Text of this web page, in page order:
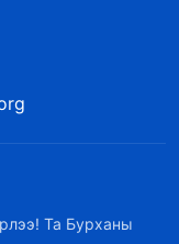
Та Бурханы